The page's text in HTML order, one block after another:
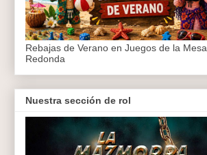
Rebajas de Verano en Juegos de la Mesa
Redonda
Nuestra sección de rol